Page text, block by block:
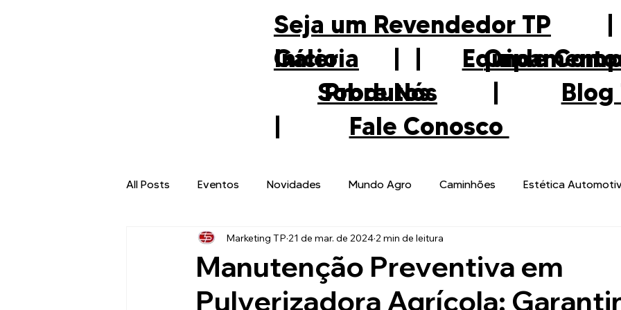
Seja um Revendedor TP
Galeria | Onde
Sobre Nós
Início|
Produtos
| Blog
| Fale Conosco
All Posts Eventos Novidades Mundo Agro Caminhões Estética
Manutenção Preventiva em
Pulverizadora Agrícola:
Marketing TP 21 de mar. de 20242 min de leitura